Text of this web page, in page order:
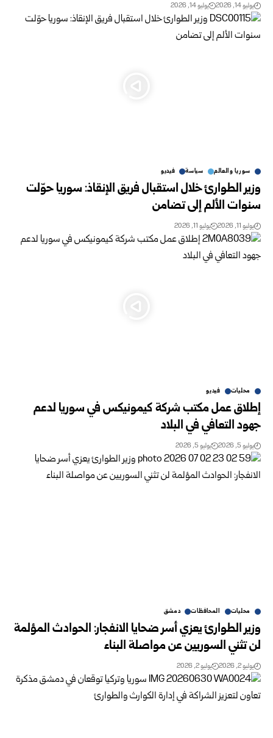
يوليو 14, 2026 يوليو 14, 2026
سوريا والعالم سياسة فيديو
وزير الطوارئ خلال استقبال فريق الإنقاذ: سوريا حوّلت
سنوات الألم إلى تضامن
يوليو 11, 2026 يوليو 11, 2026
محليات فيديو
إطلاق عمل مكتب شركة كيمونيكس في سوريا لدعم
‏جهود التعافي في البلاد
يوليو 5, 2026 يوليو 5, 2026
محليات المحافظات دمشق
وزير الطوارئ يعزي أسر ضحايا الانفجار: الحوادث المؤلمة
لن تثني السوريين عن مواصلة البناء
يوليو 2, 2026 يوليو 2, 2026